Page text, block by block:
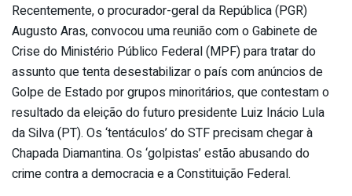
Recentemente, o procurador-geral da República (PGR)
Augusto Aras, convocou uma reunião com o Gabinete de
Crise do Ministério Público Federal (MPF) para tratar do
assunto que tenta desestabilizar o país com anúncios de
Golpe de Estado por grupos minoritários, que contestam o
resultado da eleição do futuro presidente Luiz Inácio Lula
da Silva (PT). Os ‘tentáculos’ do STF precisam chegar à
Chapada Diamantina. Os ‘golpistas’ estão abusando do
crime contra a democracia e a Constituição Federal.